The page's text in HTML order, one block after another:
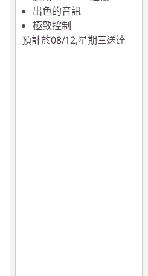
出色的音訊
極致控制
預計於08/12,星期三送達